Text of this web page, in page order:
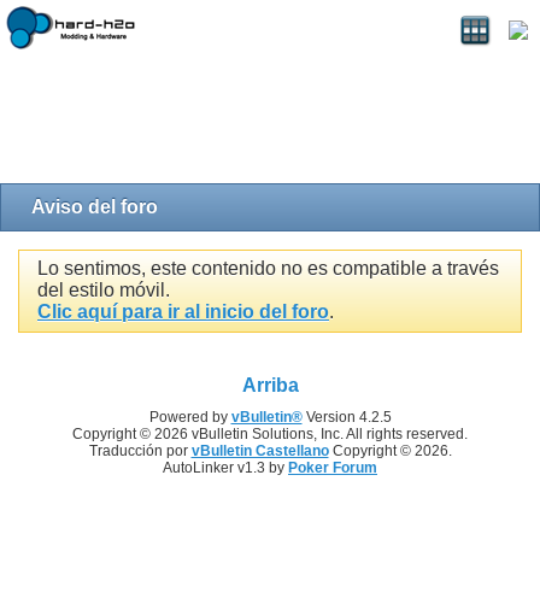
Aviso del foro
Lo sentimos, este contenido no es compatible a través
del estilo móvil.
Clic aquí para ir al inicio del foro.
Arriba
Powered by vBulletin®Version 4.2.5
Copyright © 2026 vBulletin Solutions, Inc. All rights reserved.
Traducción por vBulletin CastellanoCopyright © 2026.
AutoLinker v1.3 by Poker Forum